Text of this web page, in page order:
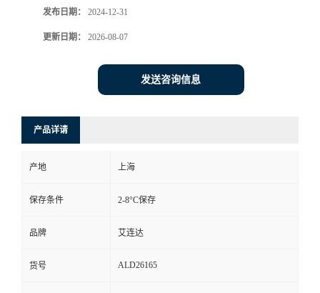
发布日期： 2024-12-31
更新日期： 2026-08-07
发送咨询信息
产品详请
产地 上海
保存条件 2-8°C保存
品牌 艾连达
货号 ALD26165